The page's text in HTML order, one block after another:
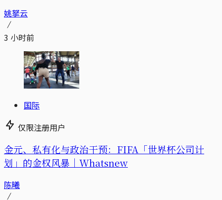
姚拏云
3 小时前
国际
仅限注册用户
金元、私有化与政治干预：FIFA「世界杯公司计
划」的金权风暴｜Whatsnew
陈曦